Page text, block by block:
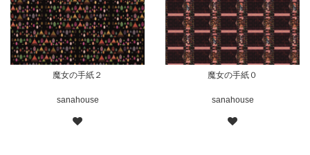
魔女の手紙２
sanahouse
魔女の手紙０
sanahouse